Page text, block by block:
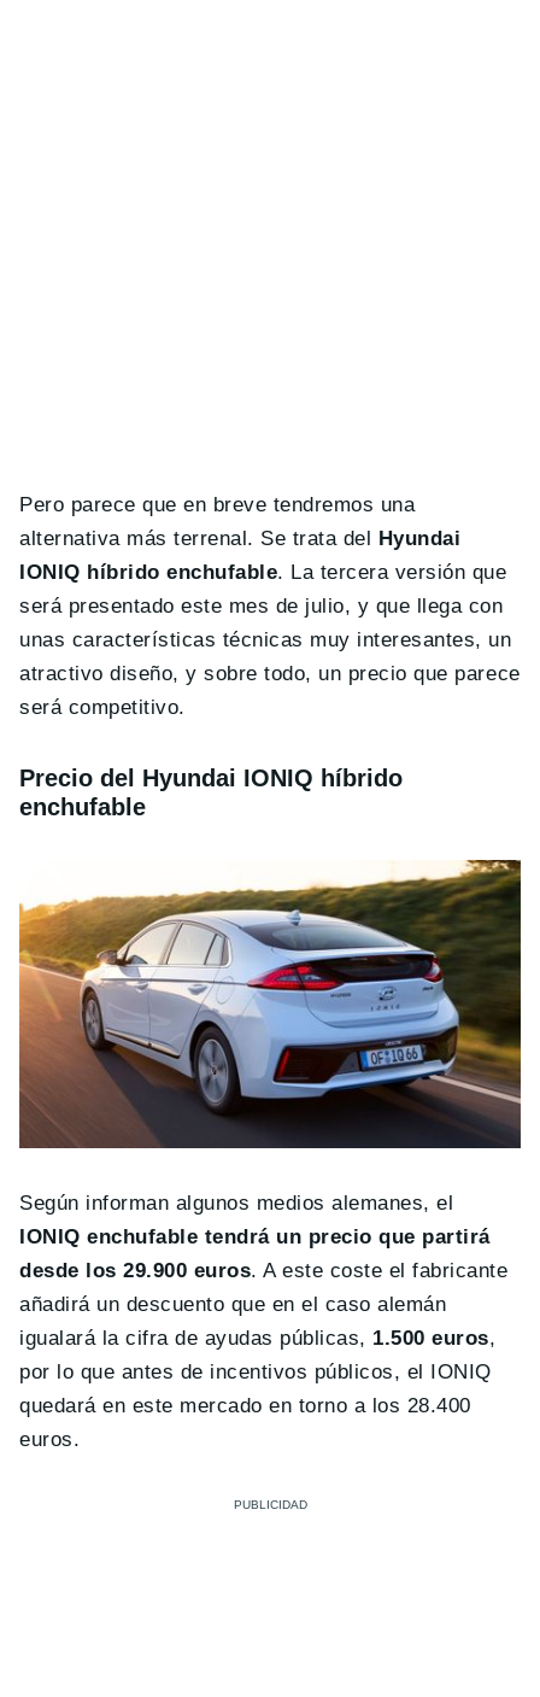
Pero parece que en breve tendremos una
alternativa más terrenal. Se trata del
Hyundai
IONIQ híbrido enchufable. La tercera versión que
será presentado este mes de julio, y que llega con
unas características técnicas muy interesantes, un
atractivo diseño, y sobre todo, un precio que parece
será competitivo.
Precio del Hyundai IONIQ híbrido
enchufable
Según informan algunos medios alemanes, el
IONIQ enchufable tendrá un precio que partirá
desde los 29.900 euros. A este coste el fabricante
añadirá un descuento que en el caso alemán
igualará la cifra de ayudas públicas, 1.500 euros,
por lo que antes de incentivos públicos, el IONIQ
quedará en este mercado en torno a los 28.400
euros.